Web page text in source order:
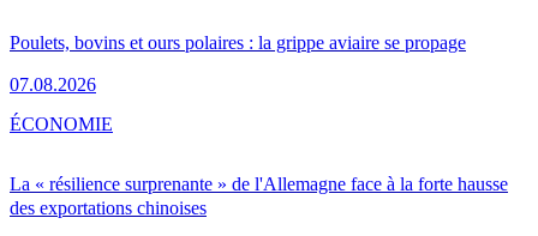
Poulets, bovins et ours polaires : la grippe aviaire se propage
07.08.2026
La « résilience surprenante » de l'Allemagne face à la forte hausse
des exportations chinoises
ÉCONOMIE